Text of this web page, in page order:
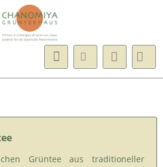
Grüntee aus traditioneller